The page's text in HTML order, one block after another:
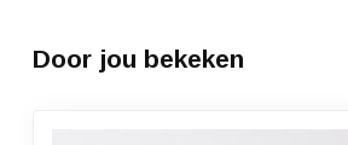
Door jou bekeken